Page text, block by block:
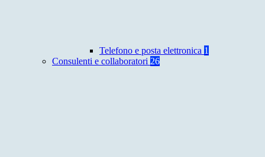
Telefono e posta elettronica 1
Consulenti e collaboratori 26